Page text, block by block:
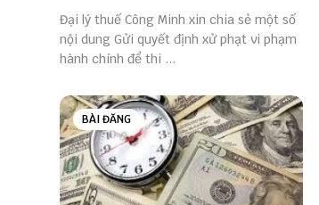
Đại lý thuế Công Minh xin chia sẻ một số
nội dung Gửi quyết định xử phạt vi phạm
hành chính để thi ...
BÀI ĐĂNG